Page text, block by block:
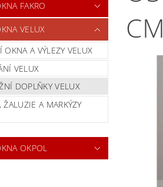
FAKRO
VELUX
OKNA A VÝLEZY VELUX
VELUX
DOPLŇKY VELUX
ŽALUZIE A MARKÝZY
OKPOL
CM